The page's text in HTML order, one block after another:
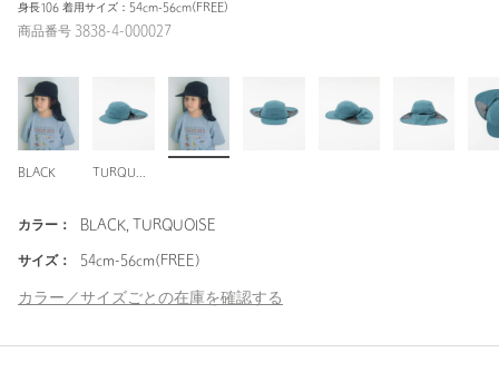
身長106 着用サイズ：54cm-56cm(FREE)
商品番号 3838-4-000027
BLACK
カラー： BLACK, TURQUOISE
サイズ： 54cm-56cm(FREE)
カラー／サイズごとの在庫を確認する